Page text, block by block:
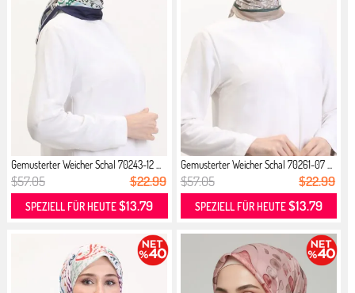
Gemusterter Weicher Schal 70243-12 ...
$57.05 $22.99
SPEZIELL FÜR HEUTE$13.79
Gemusterter Weicher Schal 70261-07 ...
$57.05 $22.99
SPEZIELL FÜR HEUTE$13.79